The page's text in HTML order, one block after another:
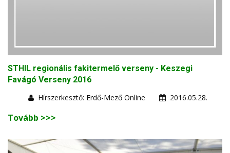
STHIL regionális fakitermelő verseny - Keszegi
Favágó Verseny 2016
Hírszerkesztő: Erdő-Mező Online
2016.05.28.
Tovább >>>